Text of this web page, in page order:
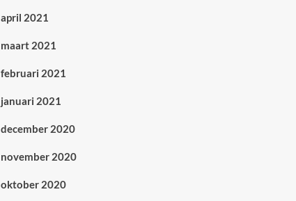
april 2021
maart 2021
februari 2021
januari 2021
december 2020
november 2020
oktober 2020